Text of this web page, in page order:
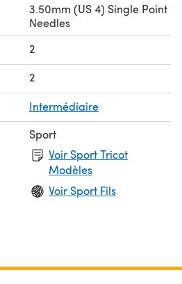
3.50mm (US 4) Single Point
Needles
2
2
Intermédiaire
Sport
Voir Sport Tricot
Modèles
Voir Sport Fils